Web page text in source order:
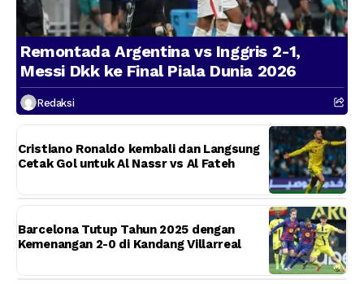
Remontada Argentina vs Inggris 2-1,
Messi Dkk ke Final Piala Dunia 2026
Redaksi
Cristiano Ronaldo kembali dan Langsung
Cetak Gol untuk Al Nassr vs Al Fateh
Barcelona Tutup Tahun 2025 dengan
Kemenangan 2-0 di Kandang Villarreal